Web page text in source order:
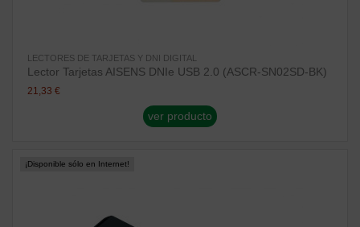
LECTORES DE TARJETAS Y DNI DIGITAL
Lector Tarjetas AISENS DNIe USB 2.0 (ASCR-SN02SD-BK)
21,33 €
ver producto
¡Disponible sólo en Internet!